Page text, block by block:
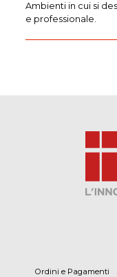
Ambienti in cui si
e professionale.
Ordini e Pagamenti